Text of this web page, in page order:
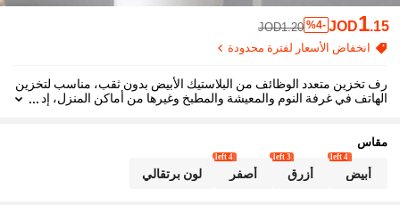
JOD1.15
%4-
JOD1.20
انخفاض الأسعار لفترة محدودة
رف تخزين متعدد الوظائف من البلاستيك الأبيض بدون ثقب، مناسب لتخزين
الهاتف في غرفة النوم والمعيشة والمطبخ وغيرها من أماكن المنزل، إد
مقاس
أبيض
4 left
أزرق
3 left
أصفر
4 left
لون برتقالي